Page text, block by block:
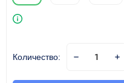
Количество: